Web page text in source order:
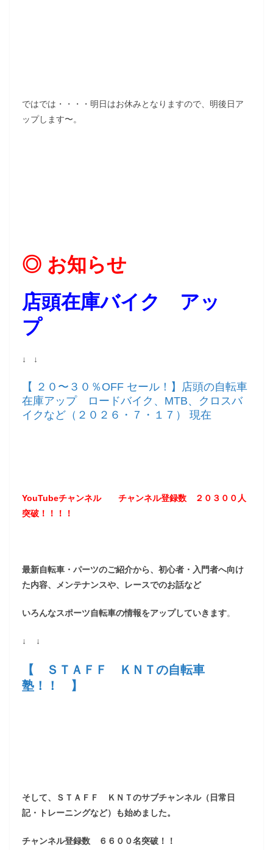
ではでは・・・・明日はお休みとなりますので、明後日ア
ップします〜。
◎ お知らせ
店頭在庫バイク アッ
プ
↓ ↓
【 ２０〜３０％OFF セール！】店頭の自転車
在庫アップ ロードバイク、MTB、クロスバ
イクなど（２０２６・７・１７） 現在
YouTubeチャンネル チャンネル登録数 ２０３ ００ 人
突破！！！！
最新自転車・パーツのご紹介から、初心者・入門者へ向け
た内容、メンテナンスや、レースでのお話など
いろんなスポーツ自転車の情報をアップしていきます。
↓ ↓
【 ＳＴＡＦＦ ＫＮＴの自転車
塾！！ 】
そして、ＳＴＡＦＦ ＫＮＴのサブチャンネル（日常日
記・トレーニングなど）も始めました。
チャンネル登録数 ６６００名突破！！